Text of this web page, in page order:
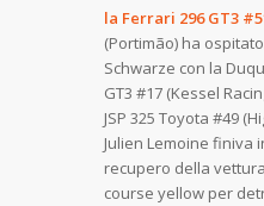
la
(Portimão) ha
Schwarze con la
GT3 #17 (Kessel
JSP 325 Toyota #49
Julien Lemoine finiva
recupero della
course yellow per